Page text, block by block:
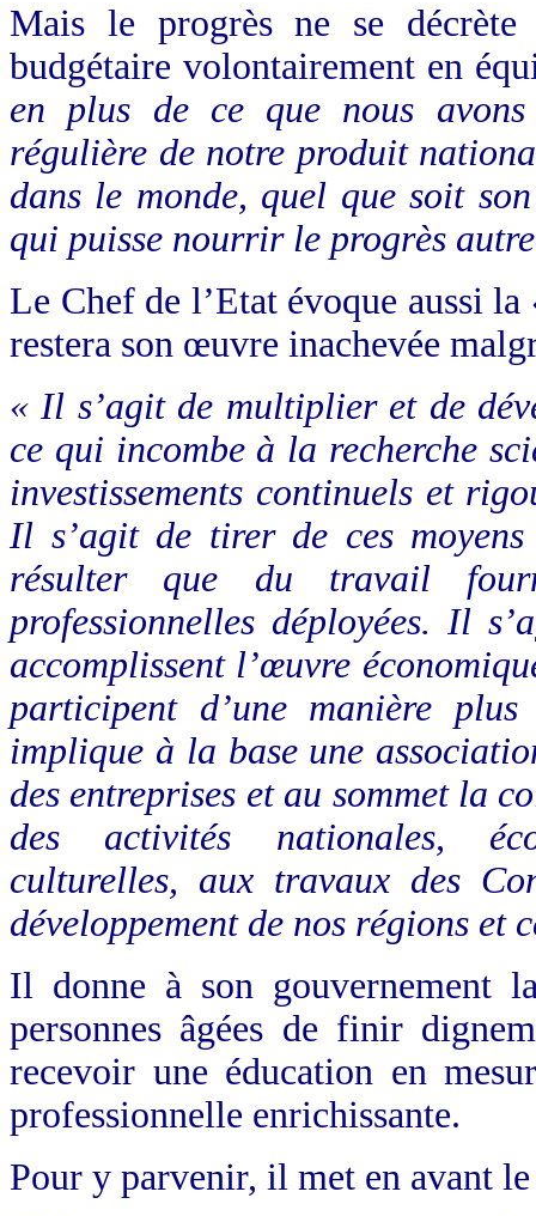
Mais le progrès ne se
budgétaire volontairement en
en plus de ce que nous
régulière de notre produit
dans le monde, quel que soit
qui puisse nourrir le progrès
Le Chef de l’Etat évoque aussi
restera son œuvre inachevée
« Il s’agit de multiplier et de
ce qui incombe à la recherche
investissements continuels et
Il s’agit de tirer de ces
résulter que du travail
professionnelles déployées. Il
accomplissent l’œuvre
participent d’une manière
implique à la base une
des entreprises et au sommet la
des activités nationales,
culturelles, aux travaux des
développement de nos régions et
Il donne à son gouvernement
personnes âgées de finir
recevoir une éducation en
professionnelle enrichissante.
Pour y parvenir, il met en avant